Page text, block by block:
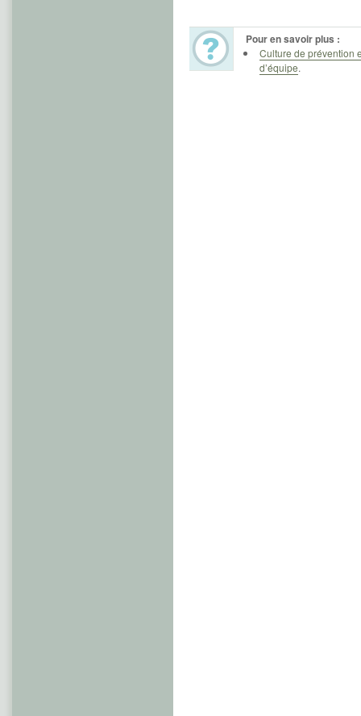
Pour en savoir plus :
Culture de prévention
d’équipe.